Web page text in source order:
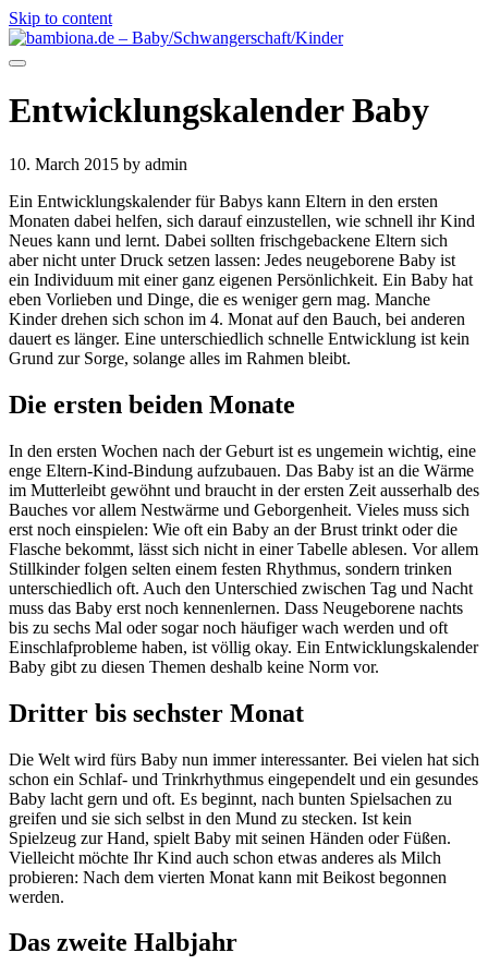
Skip to content
Entwicklungskalender Baby
10. March 2015 by admin
Ein Entwicklungskalender für Babys kann Eltern in den ersten
Monaten dabei helfen, sich darauf einzustellen, wie schnell ihr Kind
Neues kann und lernt. Dabei sollten frischgebackene Eltern sich
aber nicht unter Druck setzen lassen: Jedes neugeborene Baby ist
ein Individuum mit einer ganz eigenen Persönlichkeit. Ein Baby hat
eben Vorlieben und Dinge, die es weniger gern mag. Manche
Kinder drehen sich schon im 4. Monat auf den Bauch, bei anderen
dauert es länger. Eine unterschiedlich schnelle Entwicklung ist kein
Grund zur Sorge, solange alles im Rahmen bleibt.
Die ersten beiden Monate
In den ersten Wochen nach der Geburt ist es ungemein wichtig, eine
enge Eltern-Kind-Bindung aufzubauen. Das Baby ist an die Wärme
im Mutterleibt gewöhnt und braucht in der ersten Zeit ausserhalb des
Bauches vor allem Nestwärme und Geborgenheit. Vieles muss sich
erst noch einspielen: Wie oft ein Baby an der Brust trinkt oder die
Flasche bekommt, lässt sich nicht in einer Tabelle ablesen. Vor allem
Stillkinder folgen selten einem festen Rhythmus, sondern trinken
unterschiedlich oft. Auch den Unterschied zwischen Tag und Nacht
muss das Baby erst noch kennenlernen. Dass Neugeborene nachts
bis zu sechs Mal oder sogar noch häufiger wach werden und oft
Einschlafprobleme haben, ist völlig okay. Ein Entwicklungskalender
Baby gibt zu diesen Themen deshalb keine Norm vor.
Dritter bis sechster Monat
Die Welt wird fürs Baby nun immer interessanter. Bei vielen hat sich
schon ein Schlaf- und Trinkrhythmus eingependelt und ein gesundes
Baby lacht gern und oft. Es beginnt, nach bunten Spielsachen zu
greifen und sie sich selbst in den Mund zu stecken. Ist kein
Spielzeug zur Hand, spielt Baby mit seinen Händen oder Füßen.
Vielleicht möchte Ihr Kind auch schon etwas anderes als Milch
probieren: Nach dem vierten Monat kann mit Beikost begonnen
werden.
Das zweite Halbjahr